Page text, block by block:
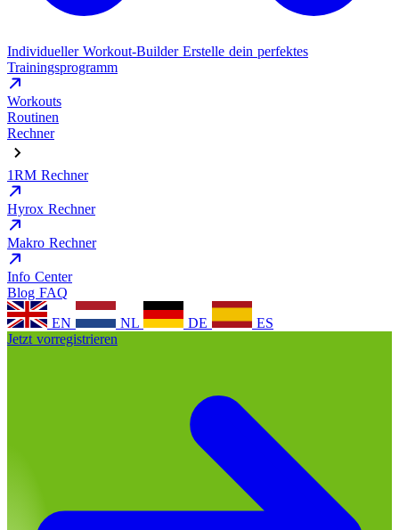
Individueller Workout-Builder Erstelle dein perfektes
Trainingsprogramm
Workouts
Routinen
Rechner
1RM Rechner
Hyrox Rechner
Makro Rechner
Info Center
Blog FAQ
EN
NL DE
ES
Jetzt vorregistrieren